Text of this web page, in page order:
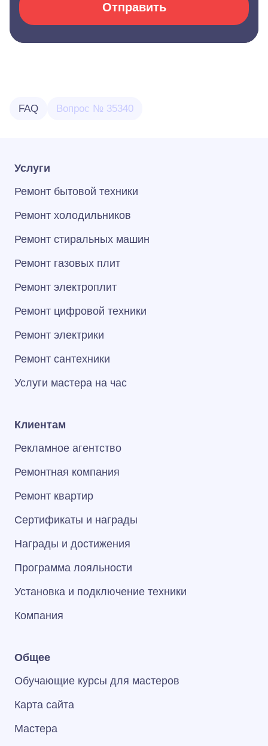
Отправить
FAQ Вопрос № 35340
Услуги
Ремонт бытовой техники
Ремонт холодильников
Ремонт стиральных машин
Ремонт газовых плит
Ремонт электроплит
Ремонт цифровой техники
Ремонт электрики
Ремонт сантехники
Услуги мастера на час
Клиентам
Рекламное агентство
Ремонтная компания
Ремонт квартир
Сертификаты и награды
Награды и достижения
Программа лояльности
Установка и подключение техники
Компания
Общее
Обучающие курсы для мастеров
Карта сайта
Мастера